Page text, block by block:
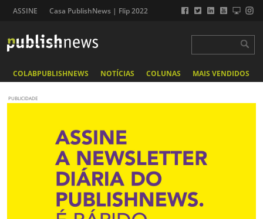
ASSINE Casa PublishNews | Flip 2022
COLABPUBLISHNEWS NOTÍCIAS COLUNAS MAIS VENDIDOS
PUBLICIDADE